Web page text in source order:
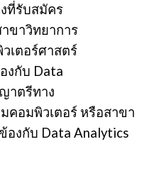
ที่รับสมัคร
ขาวิทยาการ
เตอร์ศาสตร์
งกับ Data
าตรีทาง
คอมพิวเตอร์ หรือสาขา
องกับ Data Analytics